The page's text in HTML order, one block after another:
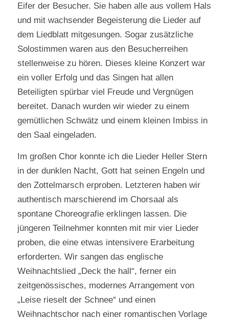
Eifer der Besucher. Sie haben alle aus vollem Hals
und mit wachsender Begeisterung die Lieder auf
dem Liedblatt mitgesungen. Sogar zusätzliche
Solostimmen waren aus den Besucherreihen
stellenweise zu hören. Dieses kleine Konzert war
ein voller Erfolg und das Singen hat allen
Beteiligten spürbar viel Freude und Vergnügen
bereitet. Danach wurden wir wieder zu einem
gemütlichen Schwätz und einem kleinen Imbiss in
den Saal eingeladen.
Im großen Chor konnte ich die Lieder Heller Stern
in der dunklen Nacht, Gott hat seinen Engeln und
den Zottelmarsch erproben. Letzteren haben wir
authentisch marschierend im Chorsaal als
spontane Choreografie erklingen lassen. Die
jüngeren Teilnehmer konnten mit mir vier Lieder
proben, die eine etwas intensivere Erarbeitung
erforderten. Wir sangen das englische
Weihnachtslied „Deck the hall“, ferner ein
zeitgenössisches, modernes Arrangement von
„Leise rieselt der Schnee“ und einen
Weihnachtschor nach einer romantischen Vorlage